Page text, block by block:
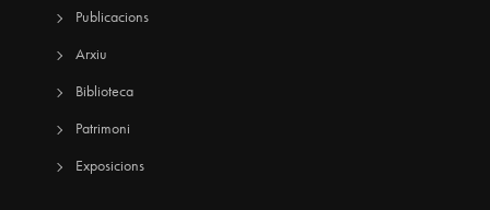
Publicacions
Arxiu
Biblioteca
Patrimoni
Exposicions